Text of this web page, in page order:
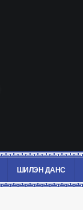
ШИЛЭН ДАНС